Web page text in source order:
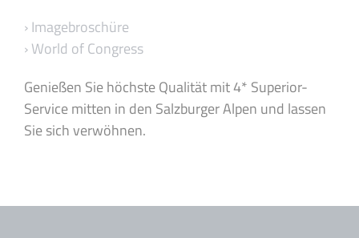
› Imagebroschüre
› World of Congress
Genießen Sie höchste Qualität mit 4* Superior-
Service mitten in den Salzburger Alpen und lassen
Sie sich verwöhnen.